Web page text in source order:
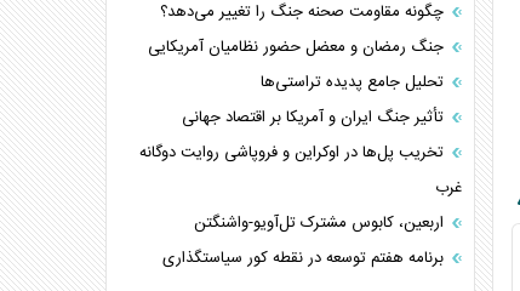
چگونه مقاومت صحنه جنگ را تغییر می‌دهد؟
جنگ رمضان و معضل حضور نظامیان آمریکایی
تحلیل جامع پدیده تراستی‌ها
تأثیر جنگ ایران و آمریکا بر اقتصاد جهانی
تخریب پل‌ها در اوکراین و فروپاشی روایت دوگانه
غرب
اربعین، کابوس مشترک تل‌آویو-واشنگتن
برنامه هفتم توسعه در نقطه کور سیاستگذاری